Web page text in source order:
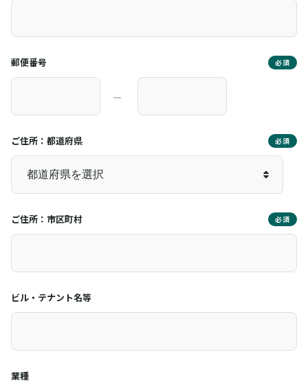
郵便番号 必須
―
ご住所：都道府県 必須
ご住所：市区町村 必須
ビル・テナント名等
業種